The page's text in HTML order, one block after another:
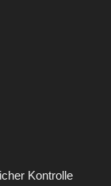
Kontrolle